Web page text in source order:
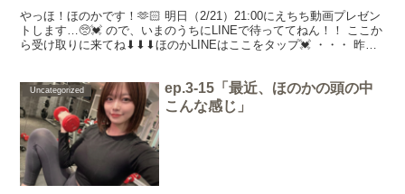
やっほ！ほのかです！🫶🏻 明日（2/21）21:00にえちち動画プレゼン
トします…🥺💓 ので、いまのうちにLINEで待っててねん！！ ここか
ら受け取りに来てね⬇︎⬇︎⬇︎ほのかLINEはここをタップ💓 ・・・ 昨日
Uncategorized
ep.3-15「最近、ほのかの頭の中
こんな感じ」